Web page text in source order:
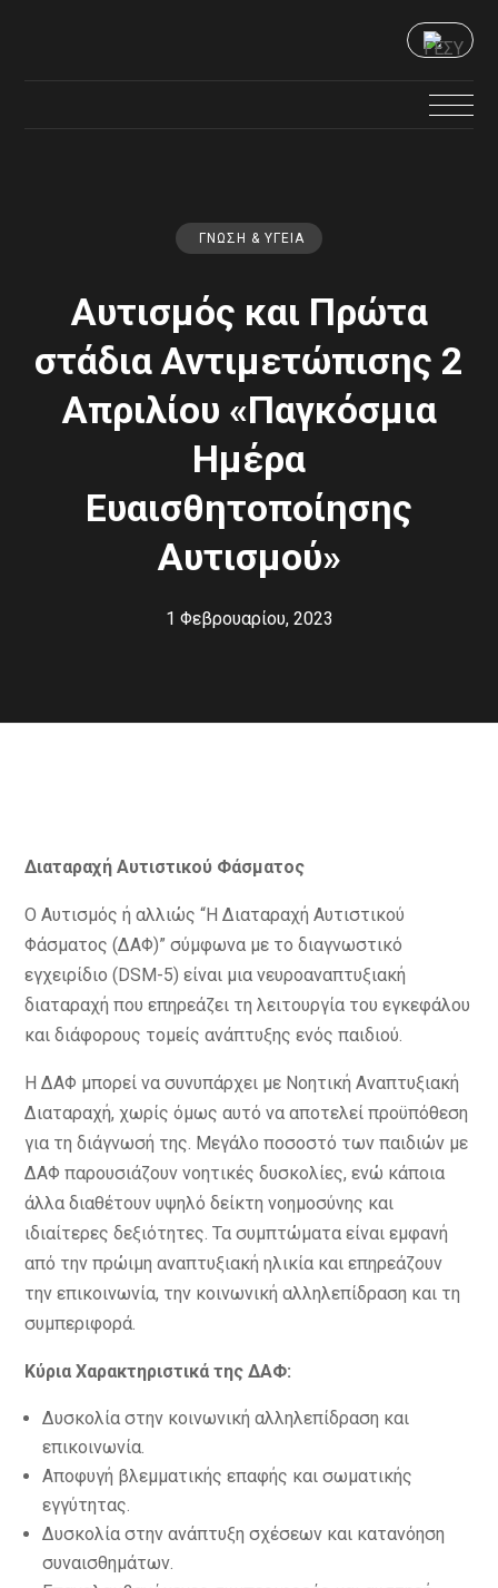
ΓΝΏΣΗ & ΥΓΕΊΑ
Αυτισμός και Πρώτα
στάδια Αντιμετώπισης 2
Απριλίου «Παγκόσμια
Ημέρα
Ευαισθητοποίησης
Αυτισμoύ»
1 Φεβρουαρίου, 2023
Διαταραχή Αυτιστικού Φάσματος
Ο Αυτισμός ή αλλιώς “Η Διαταραχή Αυτιστικού
Φάσματος (ΔΑΦ)” σύμφωνα με το διαγνωστικό
εγχειρίδιο (DSM-5) είναι μια νευροαναπτυξιακή
διαταραχή που επηρεάζει τη λειτουργία του εγκεφάλου
και διάφορους τομείς ανάπτυξης ενός παιδιού.
Η ΔΑΦ μπορεί να συνυπάρχει με Νοητική Αναπτυξιακή
Διαταραχή, χωρίς όμως αυτό να αποτελεί προϋπόθεση
για τη διάγνωσή της. Μεγάλο ποσοστό των παιδιών με
ΔΑΦ παρουσιάζουν νοητικές δυσκολίες, ενώ κάποια
άλλα διαθέτουν υψηλό δείκτη νοημοσύνης και
ιδιαίτερες δεξιότητες. Τα συμπτώματα είναι εμφανή
από την πρώιμη αναπτυξιακή ηλικία και επηρεάζουν
την επικοινωνία, την κοινωνική αλληλεπίδραση και τη
συμπεριφορά.
Κύρια Χαρακτηριστικά της ΔΑΦ:
Δυσκολία στην κοινωνική αλληλεπίδραση και
επικοινωνία.
Αποφυγή βλεμματικής επαφής και σωματικής
εγγύτητας.
Δυσκολία στην ανάπτυξη σχέσεων και κατανόηση
συναισθημάτων.